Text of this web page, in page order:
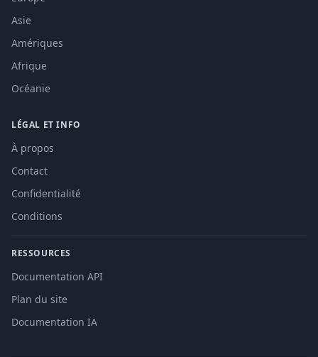
Asie
Amériques
Afrique
Océanie
LÉGAL ET INFO
À propos
Contact
Confidentialité
Conditions
RESSOURCES
Documentation API
Plan du site
Documentation IA